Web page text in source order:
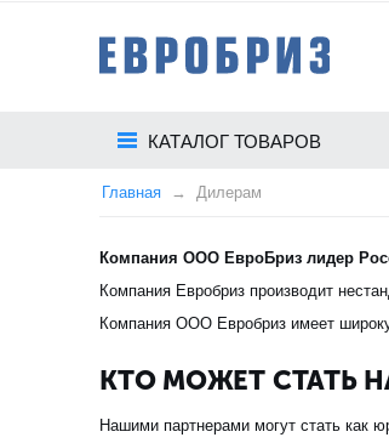
КАТАЛОГ ТОВАРОВ
Главная Дилерам
Компания ООО ЕвроБриз лидер
Компания Евробриз производит
Компания ООО Евробриз имеет
КТО МОЖЕТ СТАТЬ
Нашими партнерами могут стать как